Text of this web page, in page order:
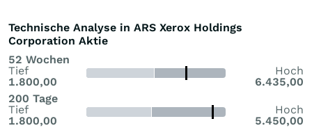
Technische Analyse in ARS Xerox Holdings
Corporation Aktie
52 Wochen
Tief
1.800,00
Hoch
6.435,00
200 Tage
Tief
1.800,00
Hoch
5.450,00